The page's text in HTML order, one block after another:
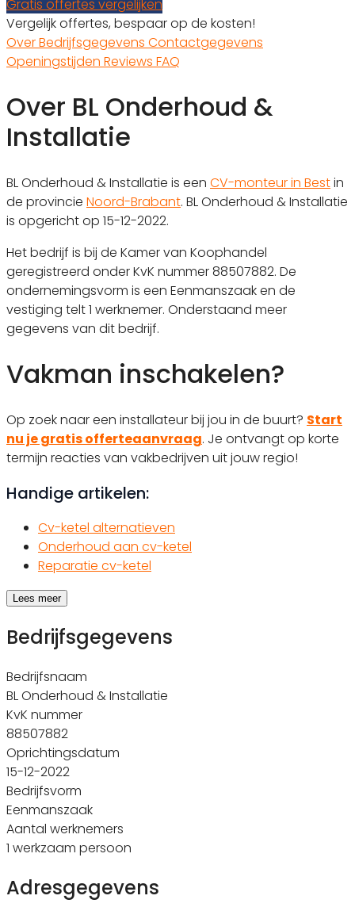
Gratis offertes vergelijken
Vergelijk offertes, bespaar op de kosten!
OverBedrijfsgegevens Contactgegevens
Openingstijden Reviews FAQ
Over BL Onderhoud &
Installatie
BL Onderhoud & Installatie is een CV-monteur in Bestin
de provincie Noord-Brabant. BL Onderhoud & Installatie
is opgericht op 15-12-2022.
Het bedrijf is bij de Kamer van Koophandel
geregistreerd onder KvK nummer 88507882. De
ondernemingsvorm is een Eenmanszaak en de
vestiging telt 1 werknemer. Onderstaand meer
gegevens van dit bedrijf.
Vakman inschakelen?
Op zoek naar een installateur bij jou in de buurt? Start
nu je gratis offerteaanvraag. Je ontvangt op korte
termijn reacties van vakbedrijven uit jouw regio!
Handige artikelen:
Cv-ketel alternatieven
Onderhoud aan cv-ketel
Reparatie cv-ketel
Lees meer
Bedrijfsgegevens
Bedrijfsnaam
BL Onderhoud & Installatie
KvK nummer
88507882
Oprichtingsdatum
15-12-2022
Bedrijfsvorm
Eenmanszaak
Aantal werknemers
1 werkzaam persoon
Adresgegevens